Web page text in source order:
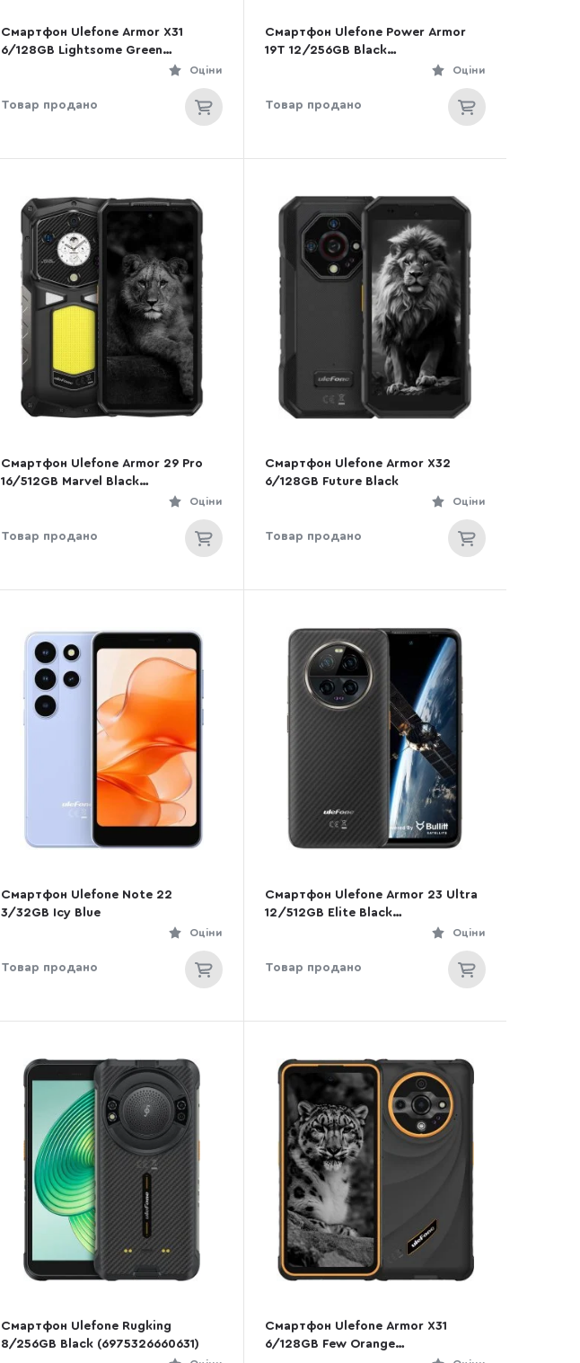
Смартфон Ulefone Armor X31
6/128GB Lightsome Green
Оціни
Товар продано
Смартфон Ulefone Power Armor
19T 12/256GB Black
Оціни
Товар продано
Смартфон Ulefone Armor 29 Pro
16/512GB Marvel Black
Оціни
Товар продано
Смартфон Ulefone Armor X32
6/128GB Future Black
Оціни
Товар продано
Смартфон Ulefone Note 22
3/32GB Icy Blue
Оціни
Товар продано
Смартфон Ulefone Armor 23 Ultra
12/512GB Elite Black
Оціни
Товар продано
Смартфон Ulefone Rugking
8/256GB Black (6975326660631)
Смартфон Ulefone Armor X31
6/128GB Few Orange